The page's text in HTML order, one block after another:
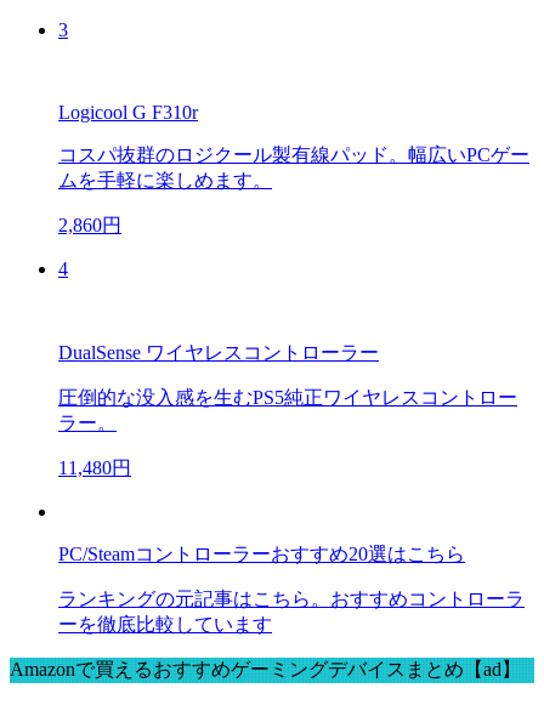
3
Logicool G F310r
コスパ抜群のロジクール製有線パッド。幅広いPCゲー
ムを手軽に楽しめます。
2,860円
4
DualSense ワイヤレスコントローラー
圧倒的な没入感を生むPS5純正ワイヤレスコントロー
ラー。
11,480円
PC/Steamコントローラーおすすめ20選はこちら
ランキングの元記事はこちら。おすすめコントローラ
ーを徹底比較しています
Amazonで買えるおすすめゲーミングデバイスまとめ【ad】